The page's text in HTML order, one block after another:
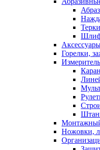
Терки
Горелки,
Ножовки,